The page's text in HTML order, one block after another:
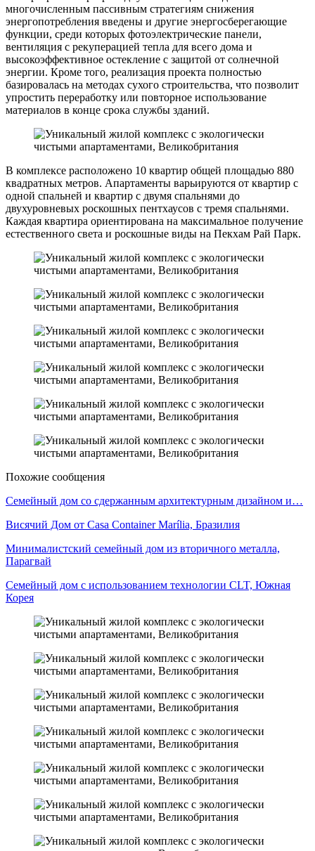
многочисленным пассивным стратегиям снижения
энергопотребления введены и другие энергосберегающие
функции, среди которых фотоэлектрические панели,
вентиляция с рекуперацией тепла для всего дома и
высокоэффективное остекление с защитой от солнечной
энергии. Кроме того, реализация проекта полностью
базировалась на методах сухого строительства, что позволит
упростить переработку или повторное использование
материалов в конце срока службы зданий.
В комплексе расположено 10 квартир общей площадью 880
квадратных метров. Апартаменты варьируются от квартир с
одной спальней и квартир с двумя спальнями до
двухуровневых роскошных пентхаусов с тремя спальнями.
Каждая квартира ориентирована на максимальное получение
естественного света и роскошные виды на Пекхам Рай Парк.
Похожие сообщения
Семейный дом со сдержанным архитектурным дизайном и…
Висячий Дом от Casa Container Marília, Бразилия
Минималистский семейный дом из вторичного металла,
Парагвай
Семейный дом с использованием технологии CLT, Южная
Корея